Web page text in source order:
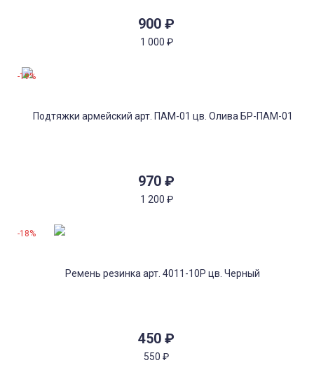
900 ₽
1 000 ₽
970 ₽
1 200 ₽
-19%
450 ₽
550 ₽
-18%